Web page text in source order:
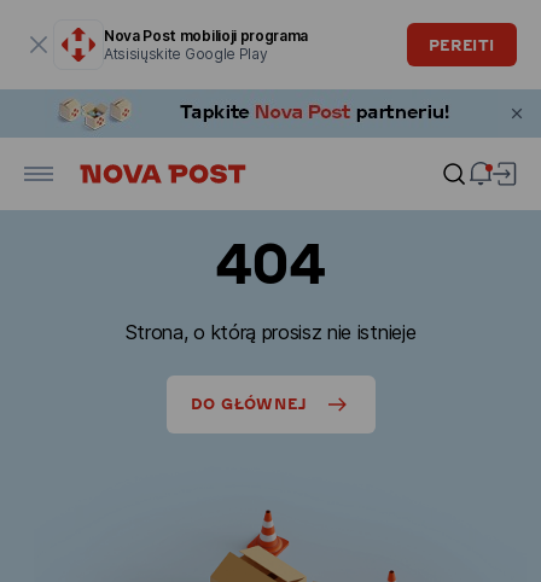
Nova Post mobilioji programa
Atsisiųskite Google Play
PEREITI
404
Strona, o którą prosisz nie istnieje
DO GŁÓWNEJ